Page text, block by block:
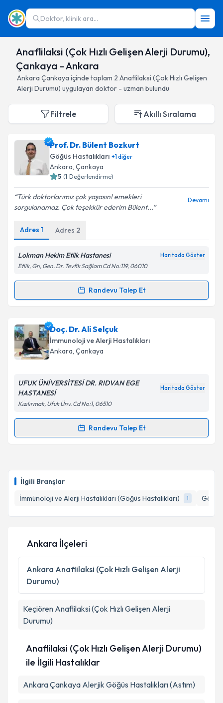
Doktor, klinik ara...
Anaflilaksi (Çok Hızlı Gelişen Alerji Durumu),
Çankaya - Ankara
Ankara Çankaya içinde toplam 2 Anaflilaksi (Çok Hızlı Gelişen
Alerji Durumu) uygulayan doktor - uzman bulundu
İlgili Branşlar
İmmünoloji ve Alerji Hastalıkları (Göğüs Hastalıkları)
1 Göğüs
Filtrele Akıllı Sıralama
Prof. Dr. Bülent Bozkurt
Göğüs Hastalıkları +1diğer
Ankara, Çankaya
5 (1 Değerlendirme)
Türk doktorlarımız çok yaşasın! emekleri
sorgulanamaz. Çok teşekkür ederim Bülent...
Devamı
Adres 1 Adres 2
Lokman Hekim Etlik Hastanesi Haritada Göster
Etlik, Gn, Gen. Dr. Tevfik Sağlam Cd No:119, 06010
Randevu Talep Et
Randevu Takvimi Talebi
Prof. Dr. Bülent Bozkurtiçin randevu takvimi talebi
oluşturun. Size bu uzmandan randevu almanız için bir
takvim hazırlandığında e-posta ile bilgilendireceğiz.
Kişisel verilerimin işlenmesine ilişkinAydınlatma
'ni okudum ve kişisel verilerimin belirtilen
kapsamda işlenmesini kabul ediyorum.
Takvim Talebini Gönder
Doç. Dr. Ali Selçuk
İmmunoloji ve Alerji Hastalıkları
Ankara, Çankaya
UFUK ÜNİVERSİTESİ DR. RIDVAN EGE
HASTANESİ
Haritada Göster
Kızılırmak, Ufuk Ünv. Cd No:1, 06510
Randevu Talep Et
Randevu Takvimi Talebi
takvim hazırlandığında e-posta ile bilgilendireceğiz.
Kişisel verilerimin işlenmesine ilişkinAydınlatma
Metni
'ni okudum ve kişisel verilerimin belirtilen
kapsamda işlenmesini kabul ediyorum.
Takvim Talebini Gönder
Ankara İlçeleri
Ankara Anaflilaksi (Çok Hızlı Gelişen Alerji
Durumu)
Keçiören Anaflilaksi (Çok Hızlı Gelişen Alerji
Durumu)
Anaflilaksi (Çok Hızlı Gelişen Alerji Durumu)
ile İlgili Hastalıklar
Ankara Çankaya Alerjik Göğüs Hastalıkları (Astım)